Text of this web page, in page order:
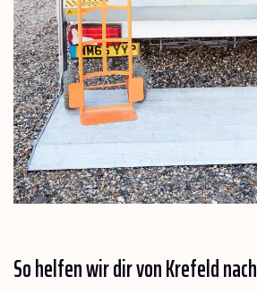
So helfen wir dir von Krefeld nach